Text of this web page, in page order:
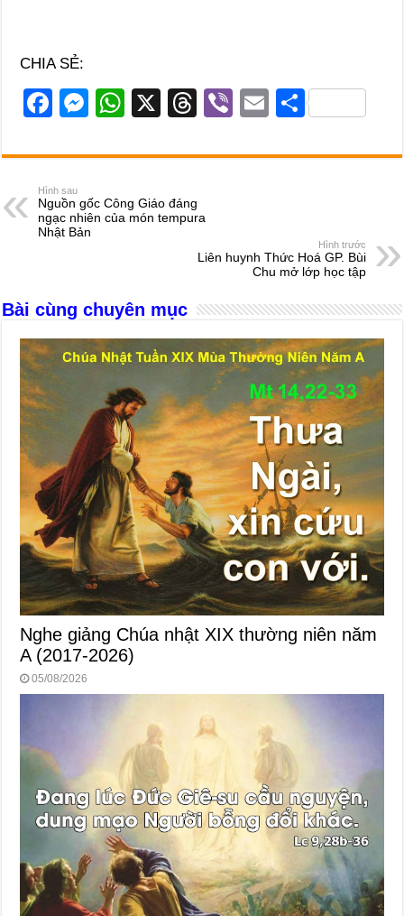
CHIA SẺ:
F
c
e
b
o
k
M
ss
e
n
g
W
at
A
X
T
e
d
s
Vi
er
E
ail
S
ar
Hình sau
Nguồn gốc Công Giáo đáng
ngạc nhiên của món tempura
Nhật Bản
Hình trước
Liên huynh Thức Hoá GP. Bùi
Chu mở lớp học tập
Bài cùng chuyên mục
Nghe giảng Chúa nhật XIX thường niên năm
A (2017-2026)
05/08/2026